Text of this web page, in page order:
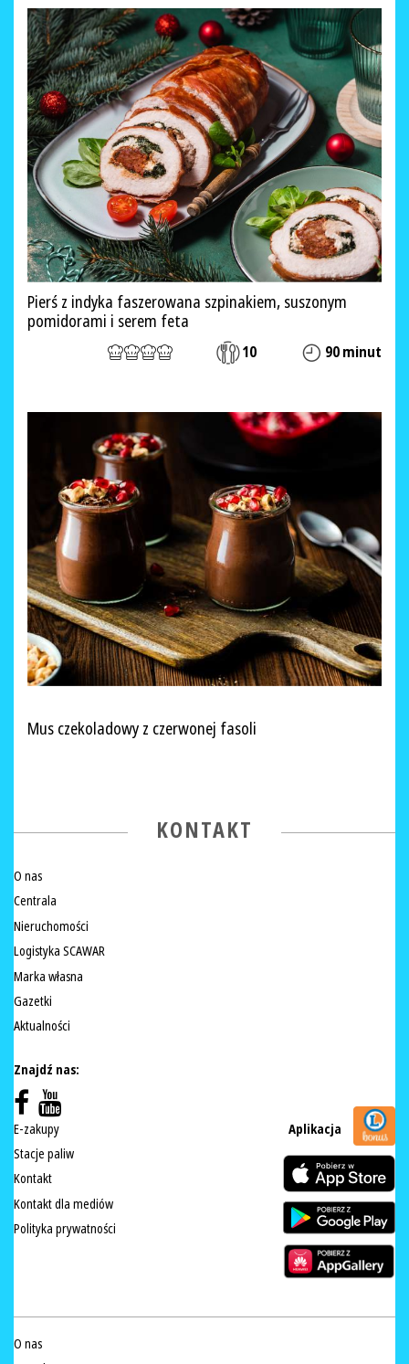
Pierś z indyka faszerowana szpinakiem, suszonym
pomidorami i serem feta
10 90 minut
Mus czekoladowy z czerwonej fasoli
KONTAKT
O nas
Centrala
Nieruchomości
Logistyka SCAWAR
Marka własna
Gazetki
Aktualności
Znajdź nas:
E-zakupy
Stacje paliw
Kontakt
Kontakt dla mediów
Polityka prywatności
Aplikacja
O nas